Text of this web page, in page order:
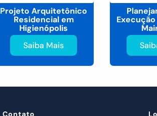
Projeto Arquitetônico
Residencial em
Higienópolis
Saiba Mais
Contato